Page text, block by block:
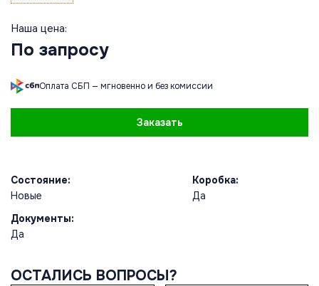
Наша цена:
По запросу
Оплата СБП — мгновенно и без комиссии
Заказать
Состояние:
Новые
Коробка:
Да
Документы:
Да
ОСТАЛИСЬ ВОПРОСЫ?